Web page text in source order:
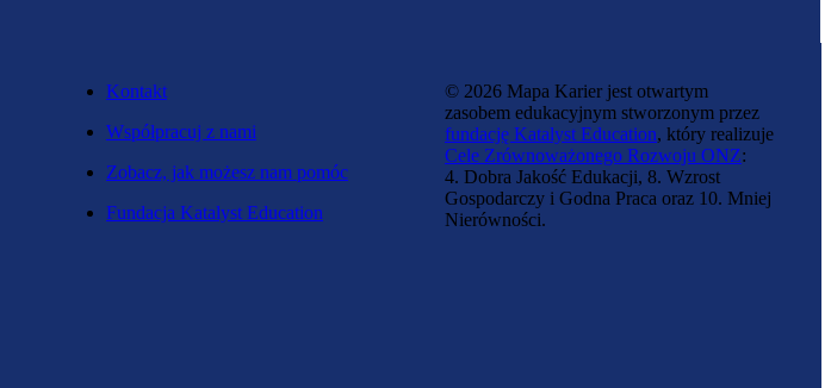
Kontakt
Współpracuj z nami
Zobacz, jak możesz nam pomóc
Fundacja Katalyst Education
© 2026 Mapa Karier jest otwartym
zasobem edukacyjnym stworzonym przez
fundację Katalyst Education, który realizuje
Cele Zrównoważonego Rozwoju ONZ:
4. Dobra Jakość Edukacji, 8. Wzrost
Gospodarczy i Godna Praca oraz 10. Mniej
Nierówności.